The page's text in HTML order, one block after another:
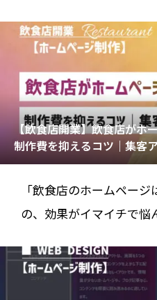
【飲食店開業】飲食店がホ
制作費を抑えるコツ｜集客
「飲食店のホームペー
の、効果がイマイチで
そ